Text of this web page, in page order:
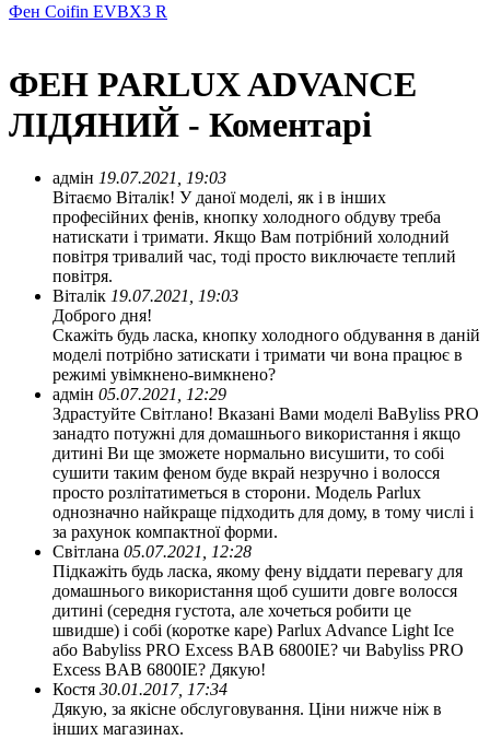
Фен Coifin EVBX3 R
ФЕН PARLUX ADVANCE
ЛІДЯНИЙ - Коментарі
адмін 19.07.2021, 19:03
Вітаємо Віталік! У даної моделі, як і в інших
професійних фенів, кнопку холодного обдуву треба
натискати і тримати. Якщо Вам потрібний холодний
повітря тривалий час, тоді просто виключаєте теплий
повітря.
Віталік 19.07.2021, 19:03
Доброго дня!
Скажіть будь ласка, кнопку холодного обдування в даній
моделі потрібно затискати і тримати чи вона працює в
режимі увімкнено-вимкнено?
адмін 05.07.2021, 12:29
Здрастуйте Світлано! Вказані Вами моделі BaByliss PRO
занадто потужні для домашнього використання і якщо
дитині Ви ще зможете нормально висушити, то собі
сушити таким феном буде вкрай незручно і волосся
просто розлітатиметься в сторони. Модель Parlux
однозначно найкраще підходить для дому, в тому числі і
за рахунок компактної форми.
Світлана 05.07.2021, 12:28
Підкажіть будь ласка, якому фену віддати перевагу для
домашнього використання щоб сушити довге волосся
дитині (середня густота, але хочеться робити це
швидше) і собі (коротке каре) Parlux Advance Light Ice
або Babyliss PRO Excess BAB 6800IE? чи Babyliss PRO
Excess BAB 6800IE? Дякую!
Костя 30.01.2017, 17:34
Дякую, за якісне обслуговування. Ціни нижче ніж в
інших магазинах.